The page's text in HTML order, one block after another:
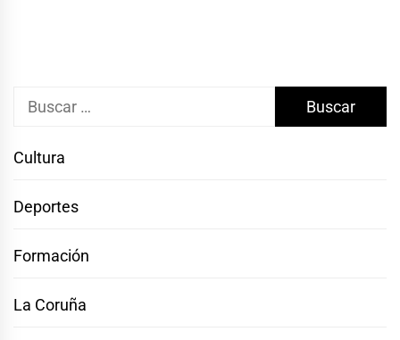
Buscar:
Cultura
Deportes
Formación
La Coruña